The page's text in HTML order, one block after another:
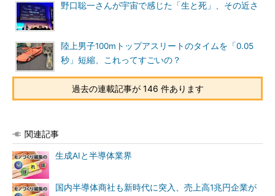
野口聡一さんが宇宙で感じた「生と死」、その近さ
陸上男子100mトップアスリートのタイムを「0.05
秒」短縮、これってすごいの？
過去の連載記事が 146 件あります
関連記事
生成AIと半導体業界
国内半導体商社も新時代に突入、売上高1兆円企業が